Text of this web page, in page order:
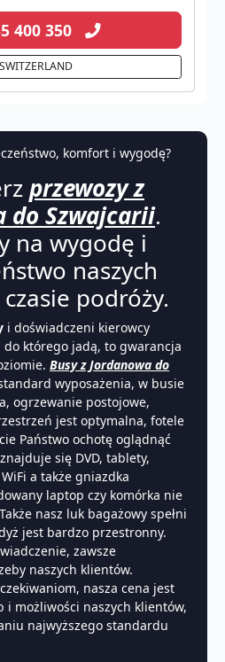
400 350
komfort i wygodę?
przewozy z
do Szwajcarii.
na wygodę i
naszych
podróży.
i doświadczeni kierowcy
którego jadą, to gwarancja
Busy z Jordanowa do
wyposażenia, w busie
ogrzewanie postojowe,
jest optymalna, fotele
Państwo ochotę oglądnąć
się DVD, tablety,
a także gniazdka
laptop czy komórka nie
nasz luk bagażowy spełni
jest bardzo przestronny.
zawsze
naszych klientów.
nasza cena jest
i możliwości naszych klientów,
najwyższego standardu